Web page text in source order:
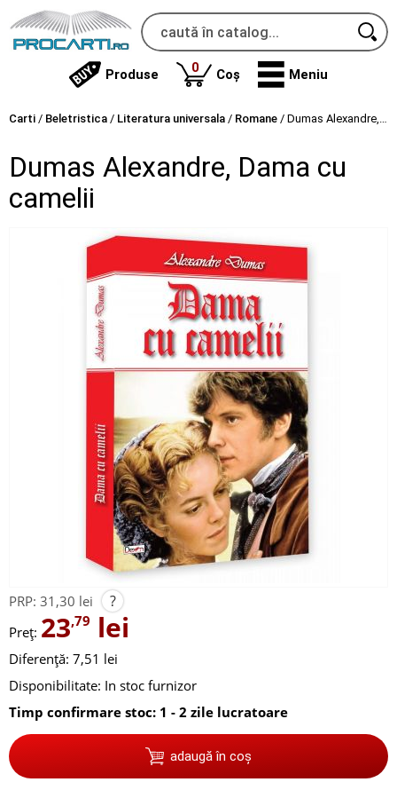
Produse 0produse
Coș Meniu
Carti / Beletristica / Literatura universala / Romane / Dumas Alexandre, Dama cu camelii
Dumas Alexandre, Dama cu
camelii
PRP: 31,30 lei ?
Preț: 23,79 lei
Diferență: 7,51 lei
Disponibilitate: In stoc furnizor
Timp confirmare stoc: 1 - 2 zile lucratoare
adaugă în coș